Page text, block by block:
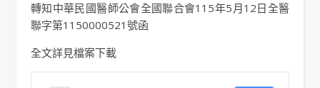
轉知中華民國醫師公會全國聯合會115年5月12日全醫
聯字第1150000521號函
全文詳見檔案下載